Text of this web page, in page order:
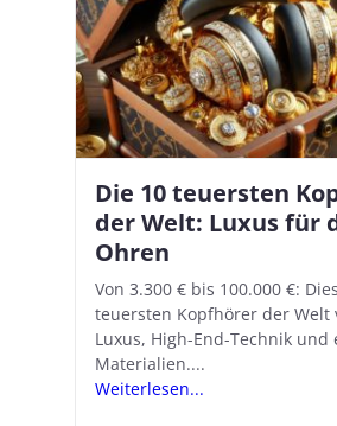
Die 10 teuersten
der Welt: Luxus für
Ohren
Von 3.300 € bis 100.000 €:
teuersten Kopfhörer der Welt
Luxus, High-End-Technik und
Materialien....
Weiterlesen...
Apple AirPods Pro 2
18.1: So richtet ihr
Hörgeräte-Feature
Mit iOS 18.1 und den AirPods
verwandelt Apple seine In-
in kostengünstige Hörhilfen. In
Schritten...
Weiterlesen...